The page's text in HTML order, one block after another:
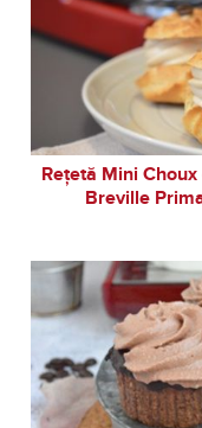
Rețetă Mini
Breville